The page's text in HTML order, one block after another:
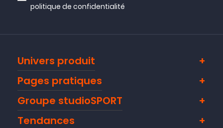
politique de confidentialité
Univers produit
Pages pratiques
Groupe studioSPORT
Tendances